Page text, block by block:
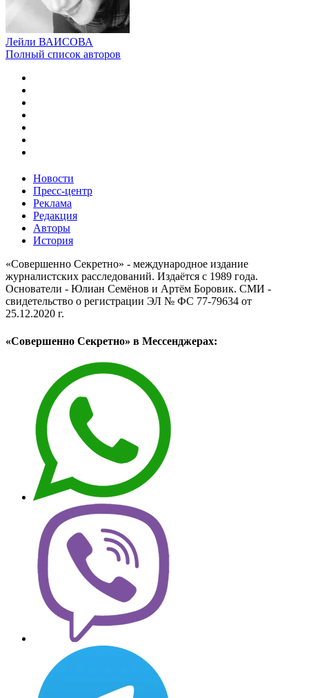
Лейли ВАИСОВА
Полный список авторов
Новости
Пресс-центр
Реклама
Редакция
Авторы
История
«Совершенно Секретно» - международное издание
журналистских расследований. Издаётся с 1989 года.
Основатели - Юлиан Семёнов и Артём Боровик. CМИ -
свидетельство о регистрации ЭЛ № ФС 77-79634 от
25.12.2020 г.
«Совершенно Секретно» в Мессенджерах: